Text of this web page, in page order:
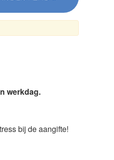
werkdag.
bij de aangifte!